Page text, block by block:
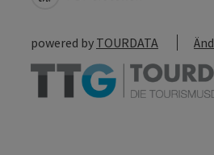
powered by TOURDATA